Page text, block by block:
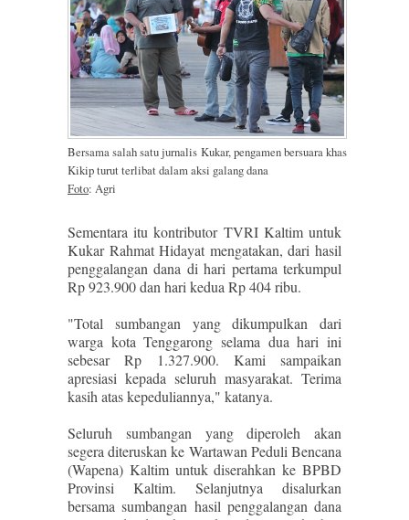
Bersama salah satu jurnalis Kukar, pengamen bersuara khas
Kikip turut terlibat dalam aksi galang dana
Foto: Agri
Sementara itu kontributor TVRI Kaltim untuk
Kukar Rahmat Hidayat mengatakan, dari hasil
penggalangan dana di hari pertama terkumpul
Rp 923.900 dan hari kedua Rp 404 ribu.
"Total sumbangan yang dikumpulkan dari
warga kota Tenggarong selama dua hari ini
sebesar Rp 1.327.900. Kami sampaikan
apresiasi kepada seluruh masyarakat. Terima
kasih atas kepeduliannya," katanya.
Seluruh sumbangan yang diperoleh akan
segera diteruskan ke Wartawan Peduli Bencana
(Wapena) Kaltim untuk diserahkan ke BPBD
Provinsi Kaltim. Selanjutnya disalurkan
bersama sumbangan hasil penggalangan dana